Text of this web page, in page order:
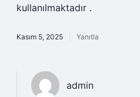
kullanılmaktadır .
Kasım 5, 2025 Yanıtla
admin